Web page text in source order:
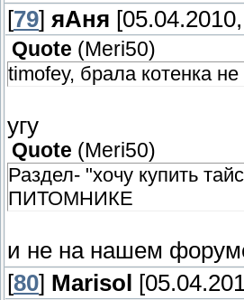
[79] яАня
Quote (Meri50)
timofey, брала котенка
угу
Quote (Meri50)
Раздел- "хочу купить
ПИТОМНИКЕ
и не на нашем
[80] Marisol